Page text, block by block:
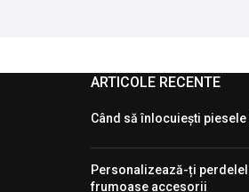
ARTICOLE RECENTE
Când să înlocuiești
Personalizează-ți
frumoase accesorii